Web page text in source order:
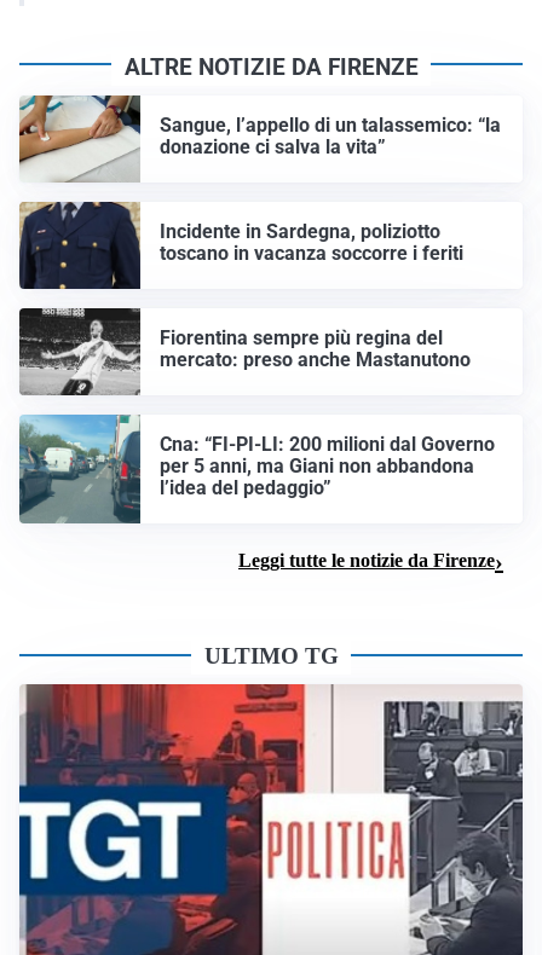
ALTRE NOTIZIE DA FIRENZE
Sangue, l’appello di un talassemico: “la
donazione ci salva la vita”
Incidente in Sardegna, poliziotto
toscano in vacanza soccorre i feriti
Fiorentina sempre più regina del
mercato: preso anche Mastanutono
Cna: “FI-PI-LI: 200 milioni dal Governo
per 5 anni, ma Giani non abbandona
l’idea del pedaggio”
Leggi tutte le notizie da Firenze
ULTIMO TG